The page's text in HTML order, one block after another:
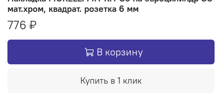
мат.хром, квадрат. розетка 6 мм
776 ₽
В корзину
Купить в 1 клик